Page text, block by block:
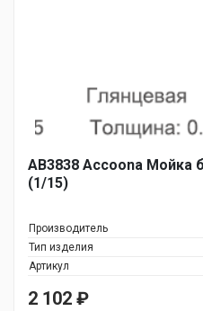
AB3838 Accoona Мойка
(1/15)
Производитель
Тип изделия
Артикул
2 102 ₽